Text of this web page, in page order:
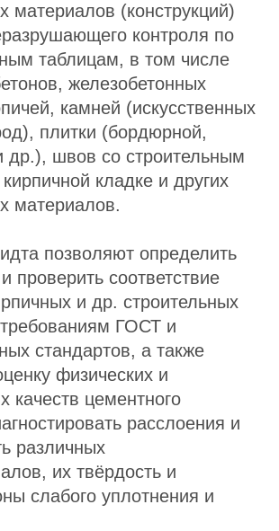
материалов (конструкций)
контроля по
таблицам, в том числе
железобетонных
камней (искусственных
плитки (бордюрной,
др.), швов со строительным
кладке и других
материалов.
позволяют определить
проверить соответствие
и др. строительных
ГОСТ и
стандартов, а также
физических и
качеств цементного
расслоения и
различных
их твёрдость и
слабого уплотнения и